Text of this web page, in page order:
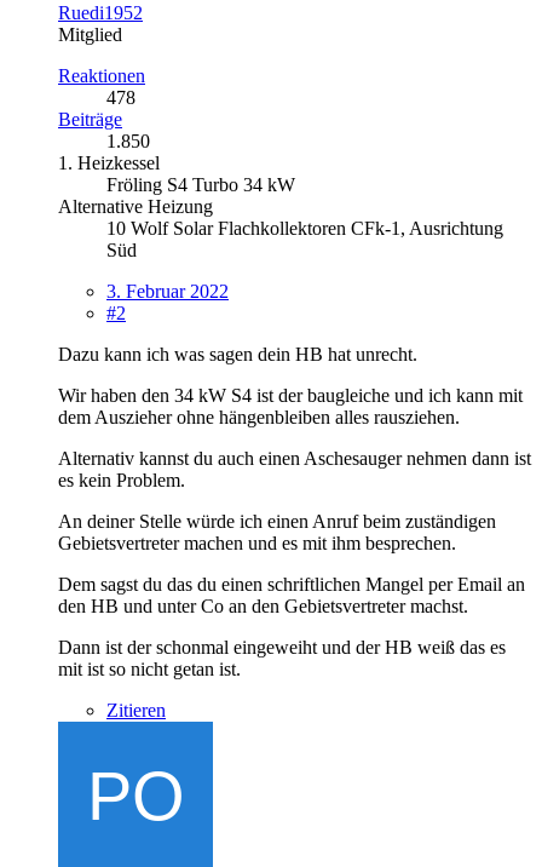
Ruedi1952
Mitglied
Reaktionen
478
Beiträge
1.850
1. Heizkessel
Fröling S4 Turbo 34 kW
Alternative Heizung
10 Wolf Solar Flachkollektoren CFk-1, Ausrichtung
Süd
3. Februar 2022
#2
Dazu kann ich was sagen dein HB hat unrecht.
Wir haben den 34 kW S4 ist der baugleiche und ich kann mit
dem Auszieher ohne hängenbleiben alles rausziehen.
Alternativ kannst du auch einen Aschesauger nehmen dann ist
es kein Problem.
An deiner Stelle würde ich einen Anruf beim zuständigen
Gebietsvertreter machen und es mit ihm besprechen.
Dem sagst du das du einen schriftlichen Mangel per Email an
den HB und unter Co an den Gebietsvertreter machst.
Dann ist der schonmal eingeweiht und der HB weiß das es
mit ist so nicht getan ist.
Zitieren